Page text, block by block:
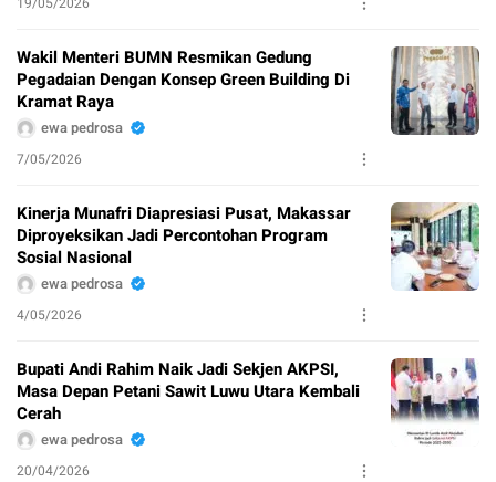
Wakil Menteri BUMN Resmikan Gedung
Pegadaian Dengan Konsep Green Building Di
Kramat Raya
ewa pedrosa
7/05/2026
Kinerja Munafri Diapresiasi Pusat, Makassar
Diproyeksikan Jadi Percontohan Program
Sosial Nasional
ewa pedrosa
4/05/2026
Bupati Andi Rahim Naik Jadi Sekjen AKPSI,
Masa Depan Petani Sawit Luwu Utara Kembali
Cerah
ewa pedrosa
20/04/2026